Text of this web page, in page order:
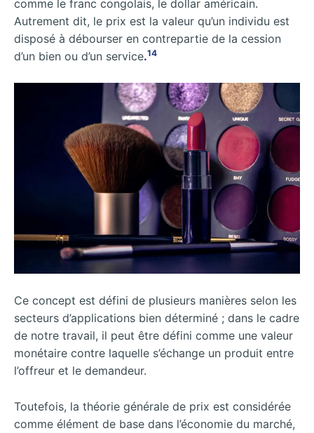
comme le franc congolais, le dollar américain.
Autrement dit, le prix est la valeur qu’un individu est
disposé à débourser en contrepartie de la cession
d’un bien ou d’un service.14
Ce concept est défini de plusieurs manières selon les
secteurs d’applications bien déterminé ; dans le cadre
de notre travail, il peut être défini comme une valeur
monétaire contre laquelle s’échange un produit entre
l’offreur et le demandeur.
Toutefois, la théorie générale de prix est considérée
comme élément de base dans l’économie du marché,